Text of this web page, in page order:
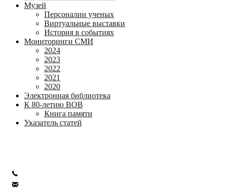
Музей
Персоналии ученых
Виртуальные выставки
История в событиях
Мониторинги СМИ
2024
2023
2022
2021
2020
Электронная библиотека
К 80-летию ВОВ
Книга памяти
Указатель статей